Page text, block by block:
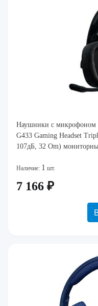
Наушники с микрофоном
G433 Gaming Headset
107дБ, 32 Om)
Наличие: 1 шт.
7 166 ₽